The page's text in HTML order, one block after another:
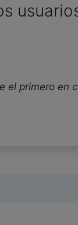
el primero en